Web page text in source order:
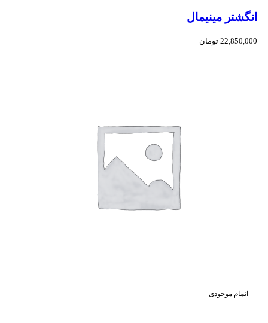
انگشتر مینیمال
22,850,000 تومان
اتمام موجودی